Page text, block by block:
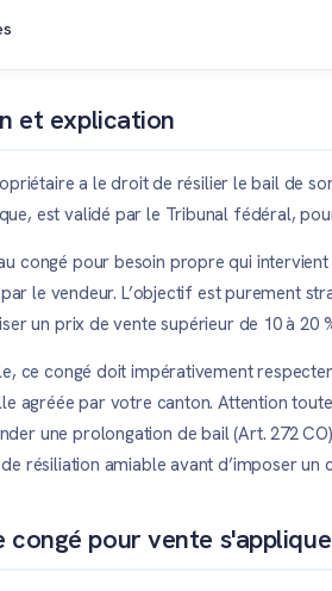
et explication
a le droit de résilier le bail de
est validé par le Tribunal fédéral,
congé pour besoin propre qui
le vendeur. L’objectif est purement
un prix de vente supérieur de 10 à
ce congé doit impérativement
agréée par votre canton. Attention
une prolongation de bail (Art. 272
résiliation amiable avant d’imposer un
congé pour vente